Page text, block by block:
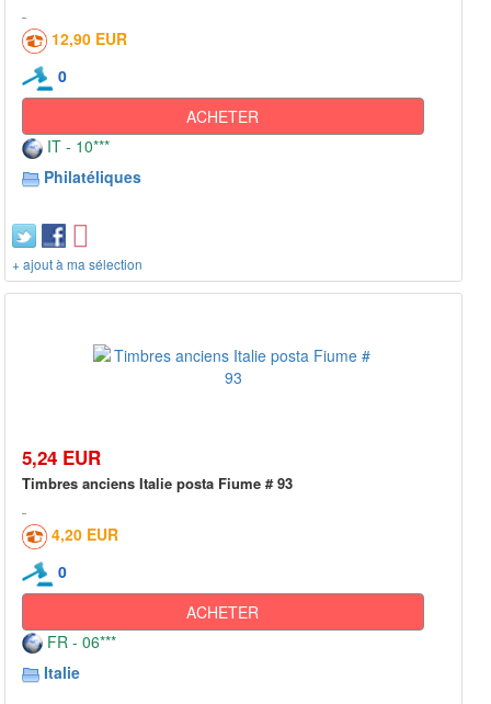
12,90 EUR
0
ACHETER
IT - 10***
Philatéliques
+ ajout à ma sélection
5,24 EUR
Timbres anciens Italie posta Fiume # 93
4,20 EUR
0
ACHETER
FR - 06***
Italie